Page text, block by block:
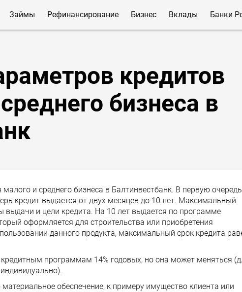
Займы Рефинансирование Бизнес Вклады Банки
кредитов
бизнеса в
и среднего бизнеса в Балтинвестбанк. В первую очередь
кредит выдается от двух месяцев до 10 лет. Максимальный
выдачи и цели кредита. На 10 лет выдается по программе
оформляется для строительства или приобретения
данного продукта, максимальный срок кредита
программам 14% годовых, но она может меняться
обеспечение, к примеру имущество клиента или